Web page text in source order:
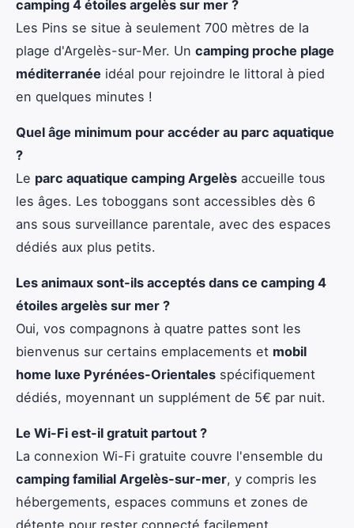
camping 4 étoiles argelès sur mer ?
Les Pins se situe à seulement 700 mètres de la
plage d'Argelès-sur-Mer. Un camping proche plage
méditerranée idéal pour rejoindre le littoral à pied
en quelques minutes !
Quel âge minimum pour accéder au parc aquatique
?
Le parc aquatique camping Argelès accueille tous
les âges. Les toboggans sont accessibles dès 6
ans sous surveillance parentale, avec des espaces
dédiés aux plus petits.
Les animaux sont-ils acceptés dans ce camping 4
étoiles argelès sur mer ?
Oui, vos compagnons à quatre pattes sont les
bienvenus sur certains emplacements et mobil
home luxe Pyrénées-Orientales spécifiquement
dédiés, moyennant un supplément de 5€ par nuit.
Le Wi-Fi est-il gratuit partout ?
La connexion Wi-Fi gratuite couvre l'ensemble du
camping familial Argelès-sur-mer, y compris les
hébergements, espaces communs et zones de
détente pour rester connecté facilement.